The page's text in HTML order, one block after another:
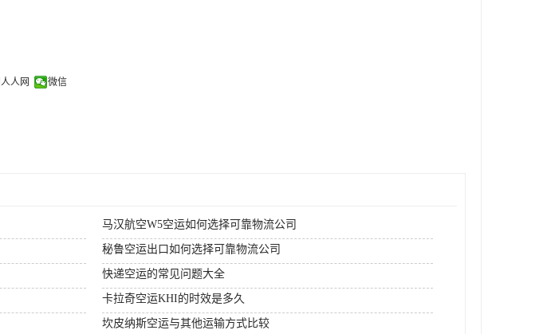
人人网 微信
马汉航空W5空运如何选择可靠物流公司
秘鲁空运出口如何选择可靠物流公司
快递空运的常见问题大全
卡拉奇空运KHI的时效是多久
坎皮纳斯空运与其他运输方式比较